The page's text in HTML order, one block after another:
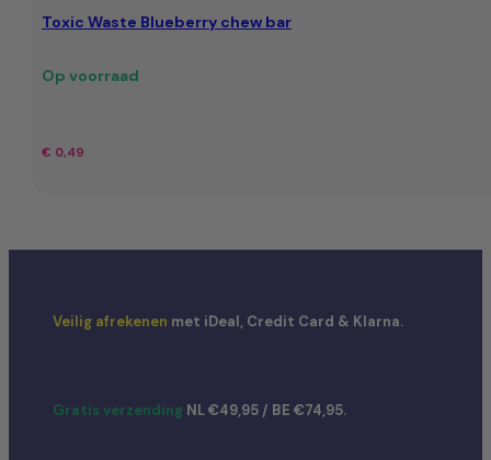
€ 25,95.€ 22,10.
Toxic Waste Blueberry chew bar
Op voorraad
€ 0,49
Veilig afrekenen met iDeal, Credit Card & Klarna.
Gratis verzending NL €49,95 / BE €74,95.